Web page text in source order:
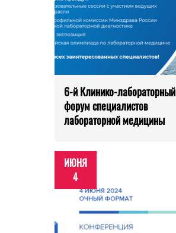
6-й Клинико-лабораторный
форум специалистов
лабораторной медицины
ИЮНЯ
4